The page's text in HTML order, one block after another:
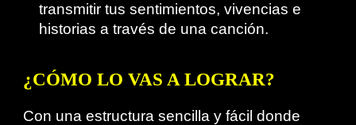
transmitir tus sentimientos, vivencias e
historias a través de una canción.
¿CÓMO LO VAS A LOGRAR?
Con una estructura sencilla y fácil donde